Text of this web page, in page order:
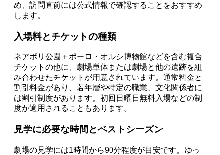
め、訪問直前には公式情報で確認することをおすすめ
します。
入場料とチケットの種類
ネアポリ公園＋ポーロ・オルシ博物館などを含む複合
チケットの他に、劇場単体または劇場と他の遺跡を組
み合わせたチケットが用意されています。通常料金と
割引料金があり、若年層や特定の職業、文化関係者に
は割引制度があります。初回日曜日無料入場などの制
度が適用されることもあります。
見学に必要な時間とベストシーズン
劇場の見学には1時間から90分程度が目安です。ゆっ